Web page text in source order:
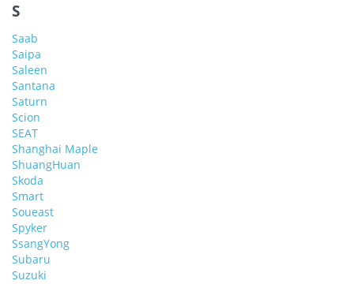
S
Saab
Saipa
Saleen
Santana
Saturn
Scion
SEAT
Shanghai Maple
ShuangHuan
Skoda
Smart
Soueast
Spyker
SsangYong
Subaru
Suzuki